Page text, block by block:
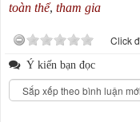
toàn thể, tham gia
Click
Ý kiến bạn đọc